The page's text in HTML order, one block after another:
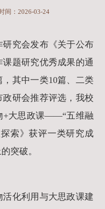
间：2026-03-24
究会发布《关于公布
题研究优秀成果的通
其中一类10篇、二类
政研会推荐评选，我校
+大思政课——“五维融
索》获评一类研究成
突破。
化利用与大思政课建